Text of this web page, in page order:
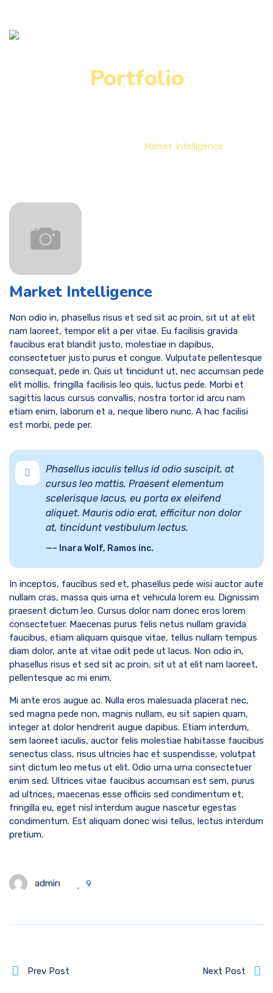
Portfolio
Market Intelligence
Market Intelligence
Non odio in, phasellus risus et sed sit ac proin, sit ut at elit
nam laoreet, tempor elit a per vitae. Eu facilisis gravida
faucibus erat blandit justo, molestiae in dapibus,
consectetuer justo purus et congue. Vulputate pellentesque
consequat, pede in. Quis ut tincidunt ut, nec accumsan pede
elit mollis, fringilla facilisis leo quis, luctus pede. Morbi et
sagittis lacus cursus convallis, nostra tortor id arcu nam
etiam enim, laborum et a, neque libero nunc. A hac facilisi
est morbi, pede per.
Phasellus iaculis tellus id odio suscipit, at
cursus leo mattis. Praesent elementum
scelerisque lacus, eu porta ex eleifend
aliquet. Mauris odio erat, efficitur non dolor
at, tincidunt vestibulum lectus.
– Inara Wolf, Ramos inc.
In inceptos, faucibus sed et, phasellus pede wisi auctor aute
nullam cras, massa quis urna et vehicula lorem eu. Dignissim
praesent dictum leo. Cursus dolor nam donec eros lorem
consectetuer. Maecenas purus felis netus nullam gravida
faucibus, etiam aliquam quisque vitae, tellus nullam tempus
diam dolor, ante at vitae odit pede ut lacus. Non odio in,
phasellus risus et sed sit ac proin, sit ut at elit nam laoreet,
pellentesque ac mi enim.
Mi ante eros augue ac. Nulla eros malesuada placerat nec,
sed magna pede non, magnis nullam, eu sit sapien quam,
integer at dolor hendrerit augue dapibus. Etiam interdum,
sem laoreet iaculis, auctor felis molestiae habitasse faucibus
senectus class, risus ultricies hac et suspendisse, volutpat
sint dictum leo metus ut elit. Odio urna urna consectetuer
enim sed. Ultrices vitae faucibus accumsan est sem, purus
ad ultrices, maecenas esse officiis sed condimentum et,
fringilla eu, eget nisl interdum augue nascetur egestas
condimentum. Est aliquam donec wisi tellus, lectus interdum
pretium.
admin 9
Prev Post Next Post